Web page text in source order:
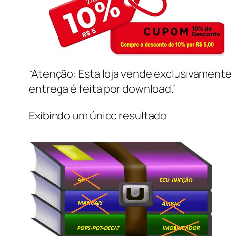
“Atenção: Esta loja vende exclusivamente
entrega é feita por download.”
Exibindo um único resultado